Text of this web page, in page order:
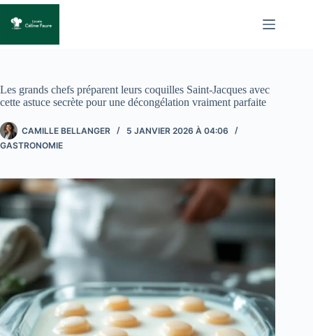
Passer
contenu
Les grands chefs préparent leurs coquilles Saint-Jacques avec
cette astuce secrète pour une décongélation vraiment parfaite
CAMILLE BELLANGER
5 JANVIER 2026 À 04:06
GASTRONOMIE